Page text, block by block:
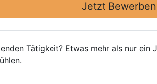
Jetzt Bewerben
Tätigkeit? Etwas mehr als nur ein